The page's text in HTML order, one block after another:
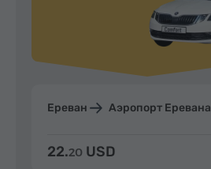
Ереван Аэропорт Еревана
22.20 USD